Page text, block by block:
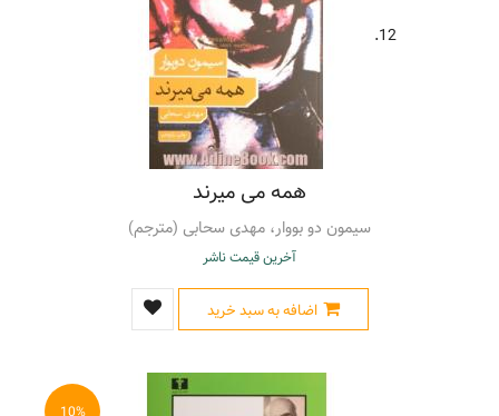
12.
همه می میرند
سیمون دو بووار، مهدی سحابی (مترجم)
آخرین قیمت ناشر
اضافه به سبد خرید
10%